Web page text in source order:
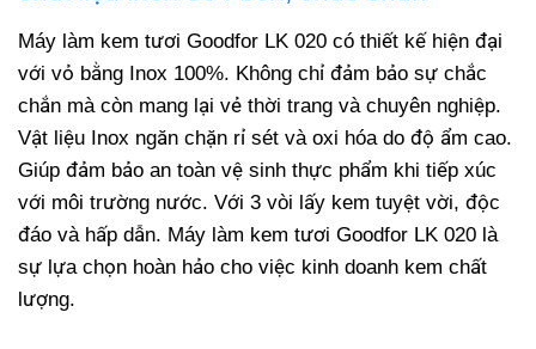
Máy làm kem tươi Goodfor LK 020 có thiết kế hiện đại
với vỏ bằng Inox 100%. Không chỉ đảm bảo sự chắc
chắn mà còn mang lại vẻ thời trang và chuyên nghiệp.
Vật liệu Inox ngăn chặn rỉ sét và oxi hóa do độ ẩm cao.
Giúp đảm bảo an toàn vệ sinh thực phẩm khi tiếp xúc
với môi trường nước. Với 3 vòi lấy kem tuyệt vời, độc
đáo và hấp dẫn. Máy làm kem tươi Goodfor LK 020 là
sự lựa chọn hoàn hảo cho việc kinh doanh kem chất
lượng.